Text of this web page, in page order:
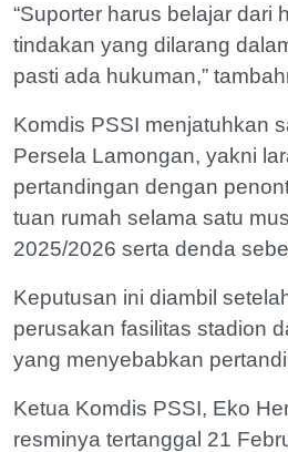
“Suporter harus belajar dari
tindakan yang dilarang
pasti ada hukuman,”
Komdis PSSI menjatuhkan
Persela Lamongan, yakni
pertandingan dengan
tuan rumah selama satu
2025/2026 serta denda
Keputusan ini diambil
perusakan fasilitas stadion
yang menyebabkan
Ketua Komdis PSSI, Eko
resminya tertanggal 21